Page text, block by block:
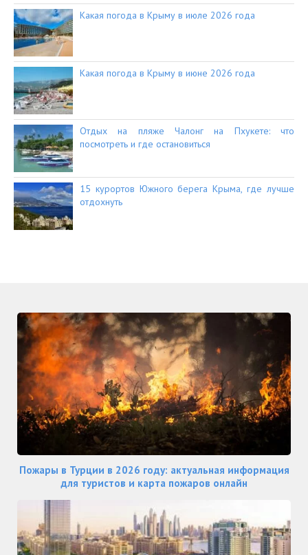
Какая погода в Крыму в июле 2026 года
Какая погода в Крыму в июне 2026 года
Отдых на пляже Чалонг на Пхукете: что
посмотреть и где остановиться
15 курортов Южного берега Крыма, где лучше
отдохнуть
Пожары в Турции в 2026 году: актуальная информация
для туристов и карта пожаров онлайн